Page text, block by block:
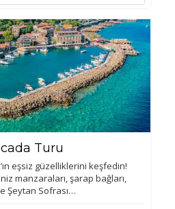
Turu
eşsiz güzelliklerini keşfedin!
manzaraları, şarap bağları,
Şeytan Sofrası…